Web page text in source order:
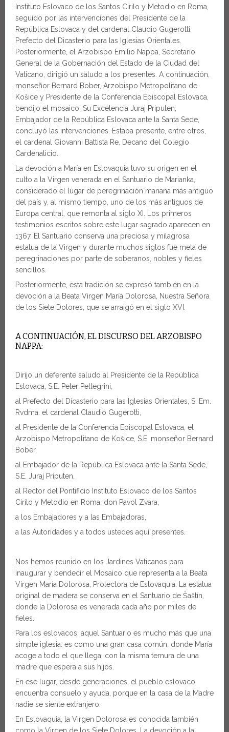
Instituto Eslovaco de los Santos Cirilo y Metodio en Roma,
seguido por las intervenciones del Presidente de la
República Eslovaca y del cardenal Claudio Gugerotti,
Prefecto del Dicasterio para las Iglesias Orientales.
Posteriormente, el Arzobispo Emilio Nappa, Secretario
General de la Gobernación del Estado de la Ciudad del
Vaticano, dirigió un saludo a los presentes. A continuación,
monseñor Bernard Bober, Arzobispo Metropolitano de
Košice y Presidente de la Conferencia Episcopal Eslovaca,
bendijo el mosaico. Su Excelencia Juraj Priputen,
Embajador de la República Eslovaca ante la Santa Sede,
concluyó las intervenciones. Estaba presente, entre otros,
el cardenal Giovanni Battista Re, Decano del Colegio
Cardenalicio.
La devoción a María en Eslovaquia tuvo su origen en el
culto a la Virgen venerada en el Santuario de Marianka,
considerado el lugar de peregrinación mariana más antiguo
del país y, al mismo tiempo, uno de los más antiguos de
Europa central, que remonta al siglo XI. Los primeros
testimonios escritos sobre este lugar sagrado aparecen en
1367. El Santuario conserva una preciosa y milagrosa
estatua de la Virgen y durante muchos siglos fue meta de
peregrinaciones por parte de soberanos, nobles y fieles
sencillos.
Posteriormente, esta tradición se expresó también en la
devoción a la Beata Virgen María Dolorosa, Nuestra Señora
de los Siete Dolores, que se arraigó en el siglo XVI.
A CONTINUACIÓN, EL DISCURSO DEL ARZOBISPO
NAPPA:
Dirijo un deferente saludo al Presidente de la República
Eslovaca, S.E. Peter Pellegrini,
al Prefecto del Dicasterio para las Iglesias Orientales, S. Em.
Rvdma. el cardenal Claudio Gugerotti,
al Presidente de la Conferencia Episcopal Eslovaca, el
Arzobispo Metropolitano de Košice, S.E. monseñor Bernard
Bober,
al Embajador de la República Eslovaca ante la Santa Sede,
S.E. Juraj Priputen,
al Rector del Pontificio Instituto Eslovaco de los Santos
Cirilo y Metodio en Roma, don Pavol Zvara,
a los Embajadores y a las Embajadoras,
a las Autoridades y a todos ustedes aquí presentes.
Nos hemos reunido en los Jardines Vaticanos para
inaugurar y bendecir el Mosaico que representa a la Beata
Virgen María Dolorosa, Protectora de Eslovaquia. La estatua
original de madera se conserva en el Santuario de Šaštín,
donde la Dolorosa es venerada cada año por miles de
fieles.
Para los eslovacos, aquel Santuario es mucho más que una
simple iglesia: es como una gran casa común, donde María
acoge a todo el que llega, con la misma ternura de una
madre que espera a sus hijos.
En ese lugar, desde generaciones, el pueblo eslovaco
encuentra consuelo y ayuda, porque en la casa de la Madre
nadie se siente extranjero.
En Eslovaquia, la Virgen Dolorosa es conocida también
como la Virgen de los Siete Dolores. La devoción a la